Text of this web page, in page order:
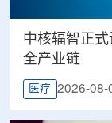
中核辐智正
全产业链
医疗 2026-08-